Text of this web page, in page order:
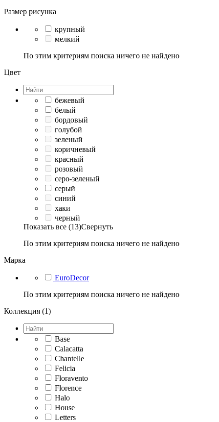
Размер рисунка
крупный
мелкий
По этим критериям поиска ничего не найдено
Цвет
бежевый
белый
бордовый
голубой
зеленый
коричневый
красный
розовый
серо-зеленый
серый
синий
хаки
черный
Показать все (13)Свернуть
По этим критериям поиска ничего не найдено
Марка
EuroDecor
По этим критериям поиска ничего не найдено
Коллекция (1)
Base
Calacatta
Chantelle
Felicia
Floravento
Florence
Halo
House
Letters